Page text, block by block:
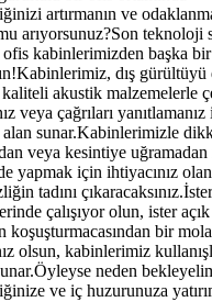
artırmanın ve
arıyorsunuz?Son teknoloji
ofis kabinlerimizden başka
dış gürültüyü
akustik malzemelerle
veya çağrıları
sunar.Kabinlerimizle
veya kesintiye
yapmak için ihtiyacınız
tadını
çalışıyor olun, ister
koşuşturmacasından bir
olsun, kabinlerimiz
neden
ve iç huzurunuza